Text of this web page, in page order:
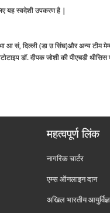
यह स्वदेशी उपकरण है |
सं, दिल्ली (डा उ सिंघ)और अन्य टीम
डॉ. दीपक जोशी की पीएचडी
महत्वपूर्ण लिंक
नागरिक चार्टर
एम्स ऑनलाइन दान
अखिल भारतीय